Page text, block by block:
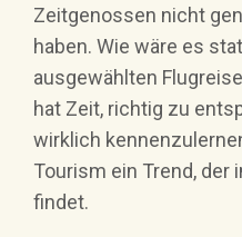
Zeitgenossen nicht
haben. Wie wäre es
ausgewählten
hat Zeit, richtig zu
wirklich
Tourism ein Trend, der
findet.